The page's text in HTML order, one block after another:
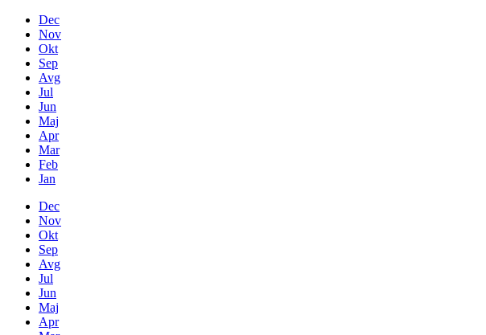
Dec
Nov
Okt
Sep
Avg
Jul
Jun
Maj
Apr
Mar
Feb
Jan
Dec
Nov
Okt
Sep
Avg
Jul
Jun
Maj
Apr